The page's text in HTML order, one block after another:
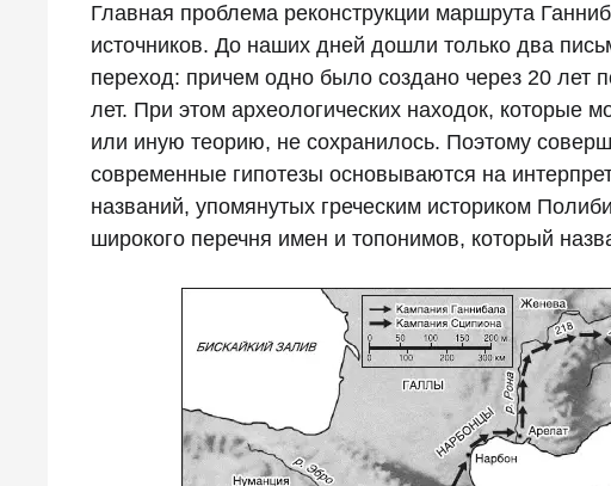
Главная проблема реконструкции маршрута
источников. До наших дней дошли только два
переход: причем одно было создано через 20 лет
лет. При этом археологических находок, которые
или иную теорию, не сохранилось. Поэтому
современные гипотезы основываются на
названий, упомянутых греческим историком
широкого перечня имен и топонимов, который